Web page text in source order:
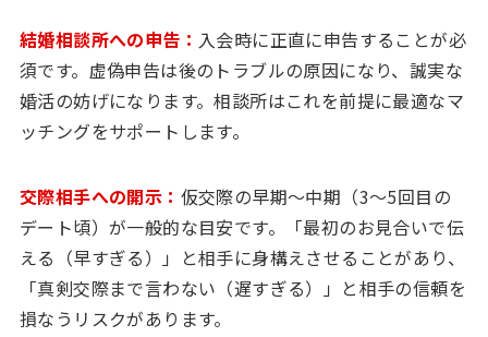
結婚相談所への申告： 入会時に正直に申告することが必
須です。虚偽申告は後のトラブルの原因になり、誠実な
婚活の妨げになります。相談所はこれを前提に最適なマ
ッチングをサポートします。
交際相手への開示： 仮交際の早期〜中期（3〜5回目の
デート頃）が一般的な目安です。「最初のお見合いで伝
える（早すぎる）」と相手に身構えさせることがあり、
「真剣交際まで言わない（遅すぎる）」と相手の信頼を
損なうリスクがあります。